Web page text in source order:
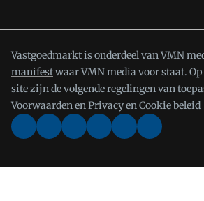
Vastgoedmarkt is onderdeel van VMN
manifestwaar VMN media voor staat.
site zijn de volgende regelingen van
VoorwaardenenPrivacy en Cookie beleid